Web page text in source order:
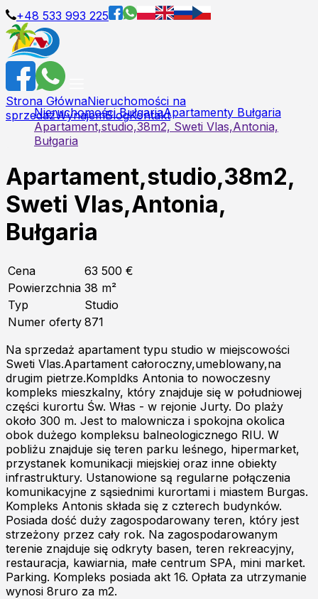
+48 533 993 225
Strona GłównaNieruchomości na
sprzedażWynajemBlogKontakt
Nieruchomości BułgariaApartamenty Bułgaria
Apartament,studio,38m2, Sweti Vlas,Antonia,
Bułgaria
Apartament,studio,38m2,
Sweti Vlas,Antonia,
Bułgaria
Cena
63 500 €
Powierzchnia 38 m²
Typ
Studio
Numer oferty 871
Na sprzedaż apartament typu studio w miejscowości
Sweti Vlas.Apartament całoroczny,umeblowany,na
drugim pietrze.Kompldks Antonia to nowoczesny
kompleks mieszkalny, który znajduje się w południowej
części kurortu Św. Włas - w rejonie Jurty. Do plaży
około 300 m. Jest to malownicza i spokojna okolica
obok dużego kompleksu balneologicznego RIU. W
pobliżu znajduje się teren parku leśnego, hipermarket,
przystanek komunikacji miejskiej oraz inne obiekty
infrastruktury. Ustanowione są regularne połączenia
komunikacyjne z sąsiednimi kurortami i miastem Burgas.
Kompleks Antonis składa się z czterech budynków.
Posiada dość duży zagospodarowany teren, który jest
strzeżony przez cały rok. Na zagospodarowanym
terenie znajduje się odkryty basen, teren rekreacyjny,
restauracja, kawiarnia, małe centrum SPA, mini market.
Parking. Kompleks posiada akt 16. Opłata za utrzymanie
wynosi 8ruro za m2.